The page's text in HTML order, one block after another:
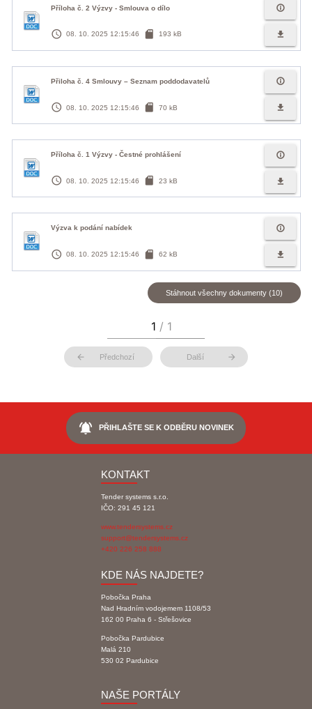
Příloha č. 2 Výzvy - Smlouva o dílo
access_time 08. 10. 2025 12:15:46 sd_card 193 kB
info_outline
file_download
Přiloha č. 4 Smlouvy – Seznam poddodavatelů
access_time 08. 10. 2025 12:15:46 sd_card 70 kB
info_outline
file_download
Příloha č. 1 Výzvy - Čestné prohlášení
access_time 08. 10. 2025 12:15:46 sd_card 23 kB
info_outline
file_download
Výzva k podání nabídek
access_time 08. 10. 2025 12:15:46 sd_card 62 kB
info_outline
file_download
Stáhnout všechny dokumenty (10)
arrow_back Předchozí Další arrow_forward
notifications_active PŘIHLAŠTE SE K ODBĚRU NOVINEK
KONTAKT
Tender systems s.r.o.
IČO: 291 45 121
www.tendersystems.cz
support@tendersystems.cz
+420 226 258 888
KDE NÁS NAJDETE?
Pobočka Praha
Nad Hradním vodojemem 1108/53
162 00 Praha 6 - Střešovice
Pobočka Pardubice
Malá 210
530 02 Pardubice
NAŠE PORTÁLY